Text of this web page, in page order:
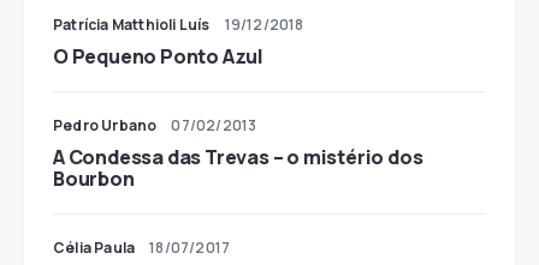
Patrícia Matthioli Luís 19/12/2018
O Pequeno Ponto Azul
Pedro Urbano 07/02/2013
A Condessa das Trevas – o mistério dos
Bourbon
Célia Paula 18/07/2017